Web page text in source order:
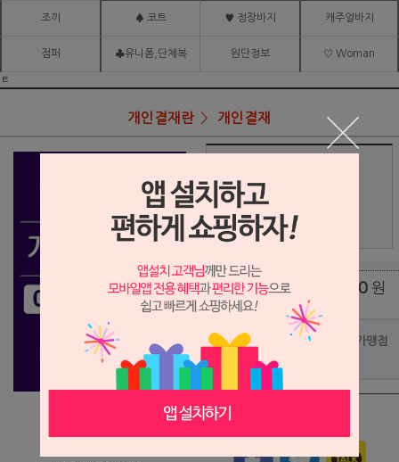
조끼 ♠ 코트 ♥ 정장바지 캐주얼바지
점퍼 ♣유니폼,단체복 원단정보 ♡ Woman
ㅌ
개인결재란 개인결재
상품가 24,000
배송비 (조건)
총 상품 금액 0 원
포인트사용 가맹점